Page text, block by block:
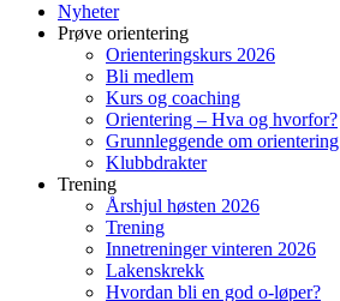
Nyheter
Prøve orientering
Orienteringskurs 2026
Bli medlem
Kurs og coaching
Orientering – Hva og hvorfor?
Grunnleggende om orientering
Klubbdrakter
Trening
Årshjul høsten 2026
Trening
Innetreninger vinteren 2026
Lakenskrekk
Hvordan bli en god o-løper?